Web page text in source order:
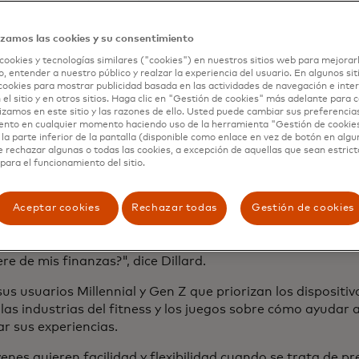
tiempo real, mientras personalizan la
vice president of product management.
que brinda a los usuarios una visión general de sus
seguimiento de su dinero, establecer planes de
fondos para días lluviosos.
hacer lo mismo básicamente a través de las
facturas con el hecho de que necesito ahorrar para la
dinero en cosas que realmente me importan, o cómo me
de mis finanzas?", dice Dillard.
usuarios Millennial y Gen Z que priorizan los
industrias del fitness y los juegos sobre cómo ayudar
sus experiencias.
las cookies y su consentimiento
y tecnologías similares ("cookies") en nuestros sitios web para
entender a nuestro público y realzar la experiencia del usuario. En algunos
para mostrar publicidad basada en las actividades de navegación e
el sitio y en otros sitios. Haga clic en "Gestión de cookies" más adelante para
en este sitio y las razones de ello. Usted puede cambiar sus
en cualquier momento haciendo uso de la herramienta "Gestión de
la parte inferior de la pantalla (disponible como enlace en vez de botón en
rechazar algunas o todas las cookies, a excepción de aquellas que sean
el funcionamiento del sitio.
Aceptar cookies Rechazar todas Gestión de cookies